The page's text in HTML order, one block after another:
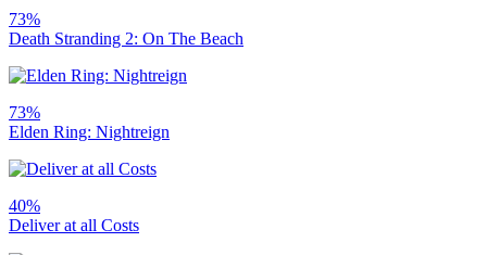
73%
Death Stranding 2: On The Beach
73%
Elden Ring: Nightreign
40%
Deliver at all Costs